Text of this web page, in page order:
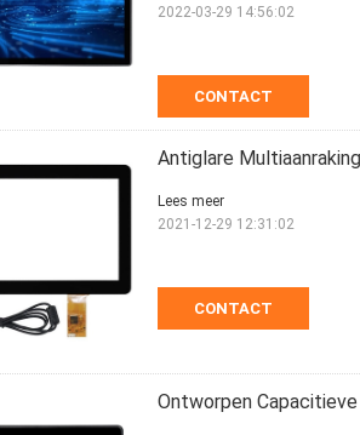
CONTACT
2022-03-29 14:56:02
Antiglare
CONTACT
Lees meer
2021-12-29 12:31:02
Ontworpen